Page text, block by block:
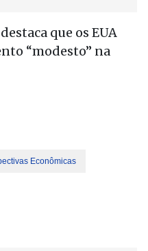
que os EUA
“modesto” na
Econômicas